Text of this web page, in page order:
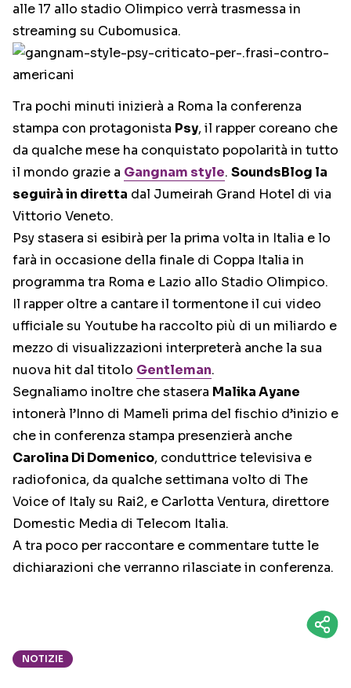
alle 17 allo stadio Olimpico verrà trasmessa in
streaming su Cubomusica.
Tra pochi minuti inizierà a Roma la conferenza
stampa con protagonista Psy, il rapper coreano che
da qualche mese ha conquistato popolarità in tutto
il mondo grazie a Gangnam style. SoundsBlog la
seguirà in diretta dal Jumeirah Grand Hotel di via
Vittorio Veneto.
Psy stasera si esibirà per la prima volta in Italia e lo
farà in occasione della finale di Coppa Italia in
programma tra Roma e Lazio allo Stadio Olimpico.
Il rapper oltre a cantare il tormentone il cui video
ufficiale su Youtube ha raccolto più di un miliardo e
mezzo di visualizzazioni interpreterà anche la sua
nuova hit dal titolo Gentleman.
Segnaliamo inoltre che stasera Malika Ayane
intonerà l’Inno di Mameli prima del fischio d’inizio e
che in conferenza stampa presenzierà anche
Carolina Di Domenico, conduttrice televisiva e
radiofonica, da qualche settimana volto di The
Voice of Italy su Rai2, e Carlotta Ventura, direttore
Domestic Media di Telecom Italia.
A tra poco per raccontare e commentare tutte le
dichiarazioni che verranno rilasciate in conferenza.
NOTIZIE